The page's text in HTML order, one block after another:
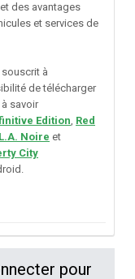
des avantages
et services de
à
de télécharger
savoir
Edition, Red
L.A. Noire et
City
pour